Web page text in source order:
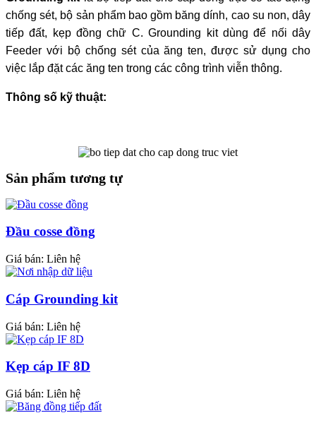
chống sét, bộ sản phẩm bao gồm băng dính, cao su non, dây
tiếp đất, kẹp đồng chữ C. Grounding kit dùng để nối dây
Feeder với bộ chống sét của ăng ten, được sử dụng cho
việc lắp đặt các ăng ten trong các công trình viễn thông.
Thông số kỹ thuật:
Sản phẩm tương tự
Đầu cosse đồng
Giá bán: Liên hệ
Cáp Grounding kit
Giá bán: Liên hệ
Kẹp cáp IF 8D
Giá bán: Liên hệ